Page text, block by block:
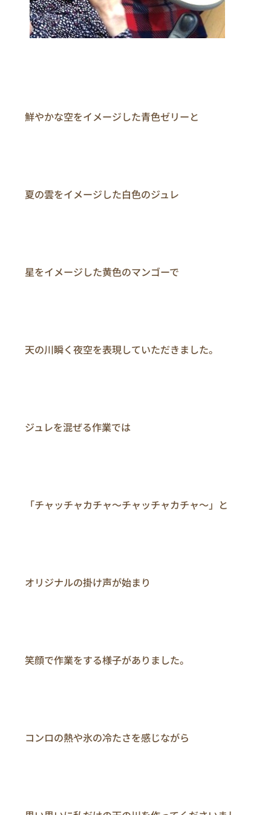
鮮やかな空をイメージした青色ゼリーと
夏の雲をイメージした白色のジュレ
星をイメージした黄色のマンゴーで
天の川瞬く夜空を表現していただきました。
ジュレを混ぜる作業では
「チャッチャカチャ～チャッチャカチャ～」と
オリジナルの掛け声が始まり
笑顔で作業をする様子がありました。
コンロの熱や氷の冷たさを感じながら